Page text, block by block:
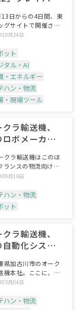
日からの4日間、東
グサイトで開催され
超える来場者
10月24日
ット
タル・AI
・エネルギー
ハン・物流
・現場ツール
ラ輸送機、
ロボメーカー
クラ輸送機はこのほ
ランスの物流向けロ
メーカー・EXOT
09月16日
ハン・物流
ット
ラ輸送機、
自動化システ
県加古川市のオーク
機本社。ここに、新
テハンショールーム
03月04日
ハン・物流